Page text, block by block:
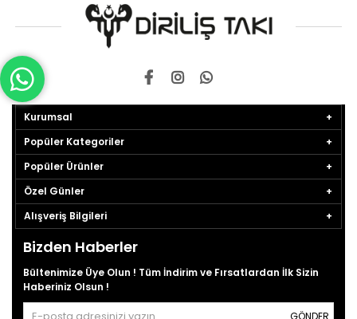
Kurumsal
Popüler Kategoriler
Popüler Ürünler
Özel Günler
Alışveriş Bilgileri
Bizden Haberler
Bültenimize Üye Olun ! Tüm İndirim ve Fırsatlardan İlk Sizin
Haberiniz Olsun !